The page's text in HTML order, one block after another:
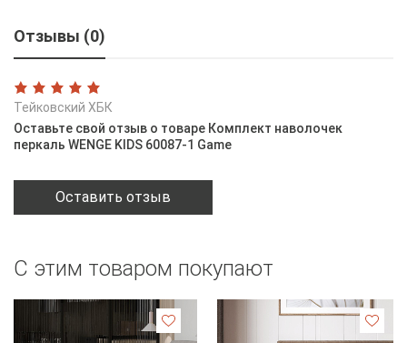
Отзывы (0)
Тейковский ХБК
Оставьте свой отзыв о товаре Комплект наволочек
перкаль WENGE KIDS 60087-1 Game
Оставить отзыв
С этим товаром покупают